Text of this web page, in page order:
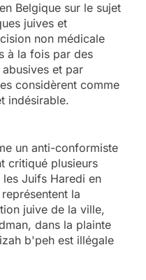
Belgique sur le sujet
juives et
non médicale
à la fois par des
et par
considèrent comme
indésirable.
un anti-conformiste
critiqué plusieurs
Juifs Haredi en
la
juive de la ville,
dans la plainte
b'peh est illégale